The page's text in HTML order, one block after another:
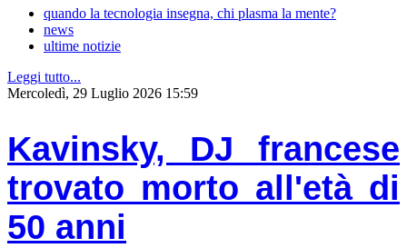
quando la tecnologia insegna, chi plasma la mente?
news
ultime notizie
Leggi tutto...
Mercoledì, 29 Luglio 2026 15:59
Kavinsky, DJ francese
trovato morto all'età di
50 anni